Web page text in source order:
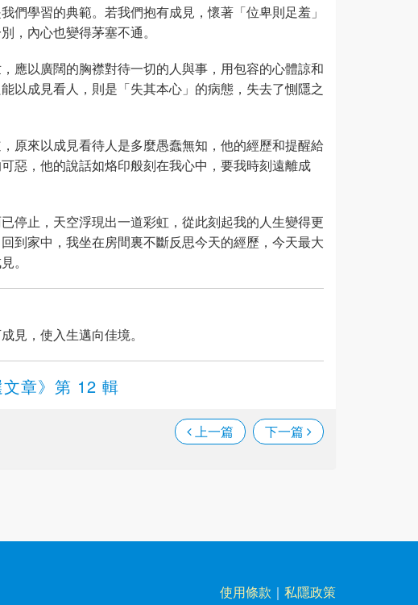
們學習的典範。若我們抱有成見，懷著「位卑則足羞」
，內心也變得茅塞不通。
應以廣闊的胸襟對待一切的人與事，用包容的心體諒和
以成見看人，則是「失其本心」的病態，失去了惻隱之
原來以成見看待人是多麼愚蠢無知，他的經歷和提醒給
惡，他的說話如烙印般刻在我心中，要我時刻遠離成
停止，天空浮現出一道彩虹，從此刻起我的人生變得更
到家中，我坐在房間裏不斷反思今天的經歷，今天最大
。
見，使入生邁向佳境。
章》 第 12 輯
上一篇 下一篇
使用條款 ｜ 私隱政策